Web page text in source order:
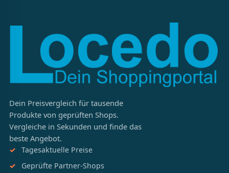
Dein Preisvergleich für tausende
Produkte von geprüften Shops.
Vergleiche in Sekunden und finde das
beste Angebot.
Tagesaktuelle Preise
Geprüfte Partner-Shops